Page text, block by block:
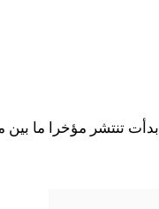
تنتشر مؤخرا ما بين